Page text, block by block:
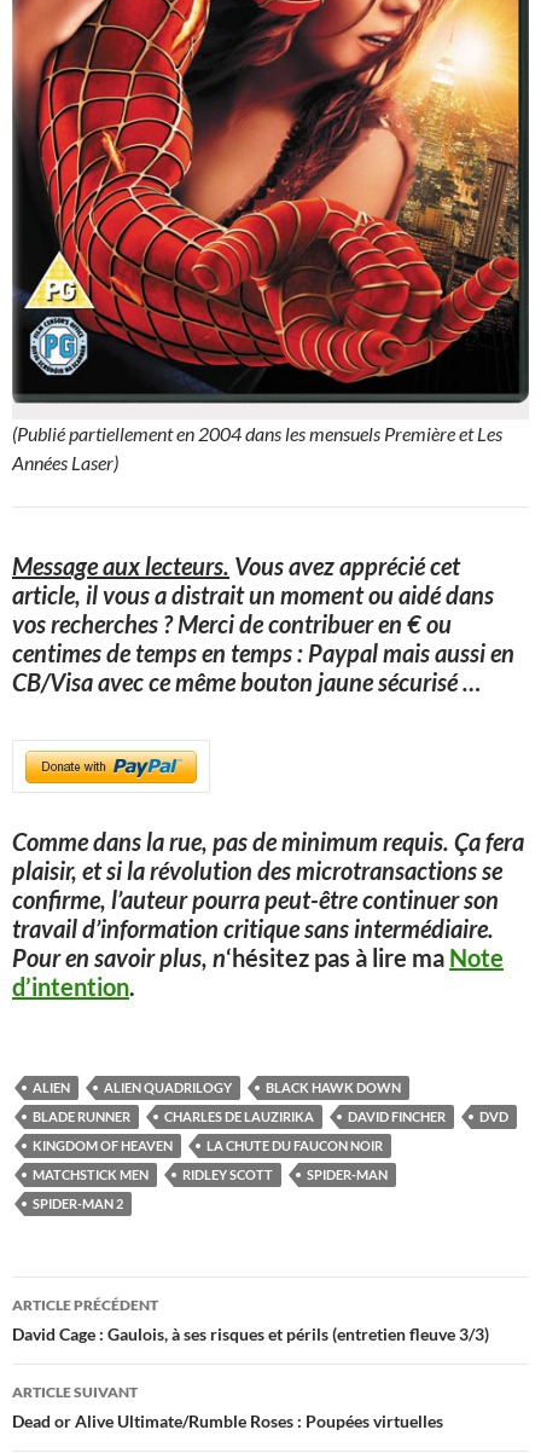
(Publié partiellement en 2004 dans les mensuels Première et Les
Années Laser)
Message aux lecteurs. Vous avez apprécié cet
article, il vous a distrait un moment ou aidé dans
vos recherches ? Merci de contribuer en € ou
centimes de temps en temps : Paypal mais aussi en
CB/Visa avec ce même bouton jaune sécurisé…
Comme dans la rue, pas de minimum requis. Ça fera
plaisir, et si la révolution des microtransactions se
confirme, l’auteur pourra peut-être continuer son
travail d’information critique sans intermédiaire.
Pour en savoir plus, n‘hésitez pas à lire ma Note
d’intention.
ALIEN ALIEN QUADRILOGY
BLACK HAWK DOWN
BLADE RUNNER
CHARLES DE LAUZIRIKA DAVID FINCHER
DVD
KINGDOM OF HEAVEN
LA CHUTE DU FAUCON NOIR
MATCHSTICK MEN
RIDLEY SCOTT
SPIDER-MAN
SPIDER-MAN 2
Navigation
des
articles
ARTICLE PRÉCÉDENT
David Cage : Gaulois, à ses risques et périls (entretien fleuve 3/3)
ARTICLE SUIVANT
Dead or Alive Ultimate/Rumble Roses : Poupées virtuelles